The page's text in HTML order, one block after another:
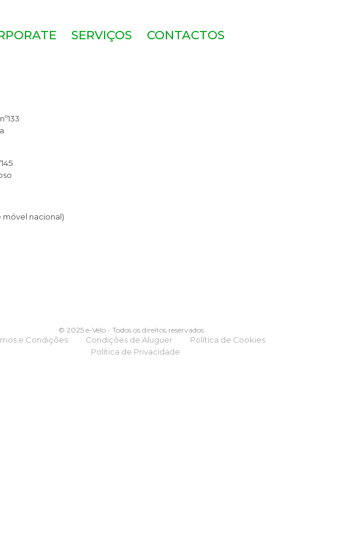
SERVIÇOS CONTACTOS
móvel nacional)
© 2025 e-Velo - Todos os direitos reservados
e Condições Condições de Aluguer
Política de Cookies
Política de Privacidade